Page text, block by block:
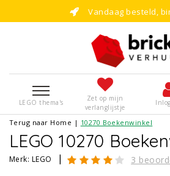
Vandaag besteld, binnen
LEGO thema's
Zet op mijn
verlanglijstje
Terug naar Home | 10270 Boekenwinkel
LEGO 10270
Merk: LEGO | 3